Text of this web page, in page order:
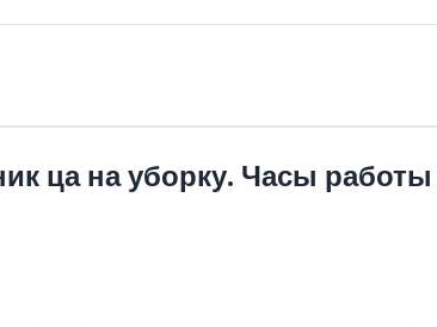
ца на уборку. Часы